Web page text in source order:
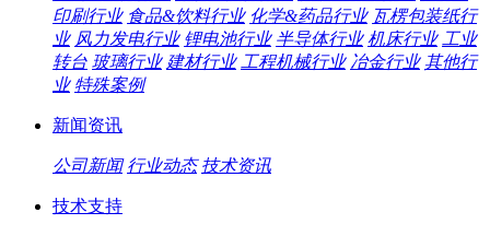
印刷行业 食品&饮料行业 化学&药品行业 瓦楞包装纸行
业 风力发电行业 锂电池行业 半导体行业 机床行业 工业
转台 玻璃行业 建材行业 工程机械行业 冶金行业 其他行
业 特殊案例
新闻资讯
公司新闻 行业动态 技术资讯
技术支持